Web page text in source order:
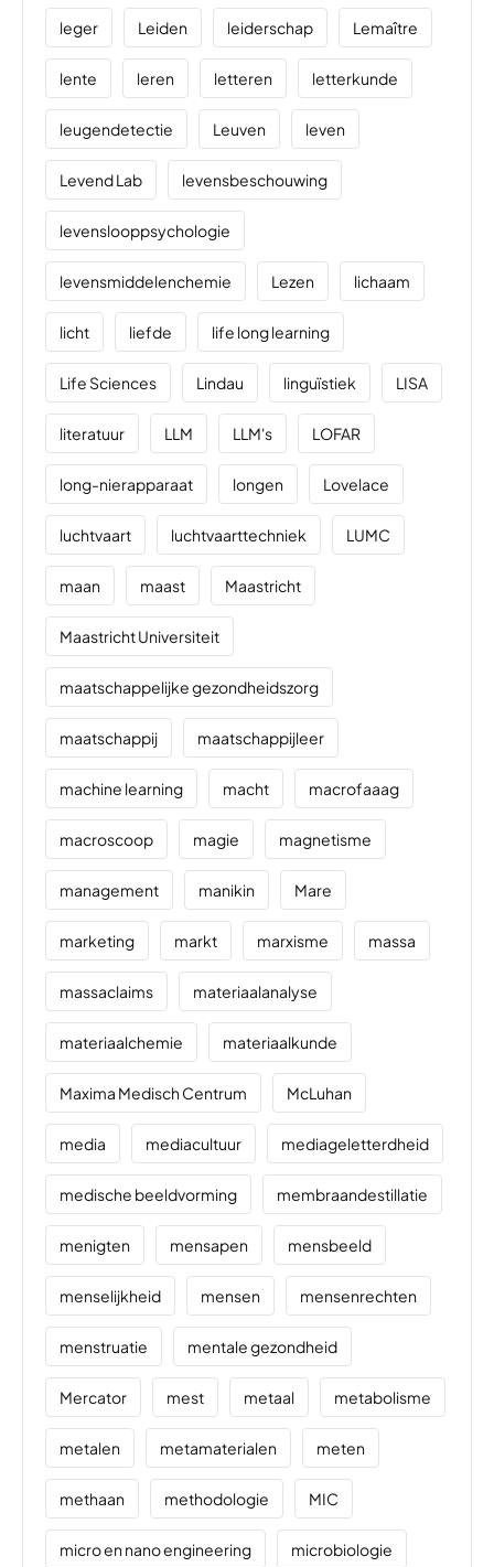
leger Leiden leiderschap Lemaître
lente leren letteren letterkunde
leugendetectie Leuven leven
Levend Lab levensbeschouwing
levenslooppsychologie
levensmiddelenchemie Lezen lichaam
licht liefde life long learning
Life Sciences Lindau linguïstiek LISA
literatuur LLM LLM's LOFAR
long-nierapparaat longen Lovelace
luchtvaart luchtvaarttechniek LUMC
maan maast Maastricht
Maastricht Universiteit
maatschappelijke gezondheidszorg
maatschappij maatschappijleer
machine learning macht macrofaaag
macroscoop magie magnetisme
management manikin Mare
marketing markt marxisme massa
massaclaims materiaalanalyse
materiaalchemie materiaalkunde
Maxima Medisch Centrum McLuhan
media mediacultuur mediageletterdheid
medische beeldvorming membraandestillatie
menigten mensapen mensbeeld
menselijkheid mensen mensenrechten
menstruatie mentale gezondheid
Mercator mest metaal metabolisme
metalen metamaterialen meten
methaan methodologie MIC
micro en nano engineering microbiologie